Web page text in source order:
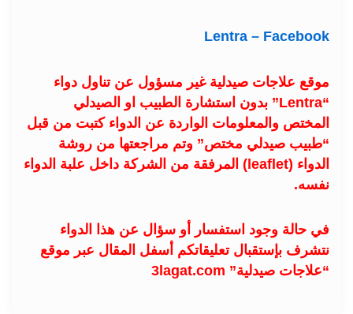
Lentra – Facebook
موقع علاجات صيدلية غير مسؤول عن تناول دواء
“Lentra” بدون استشارة الطبيب او الصيدلي
المختص والمعلومات الواردة عن الدواء كتبت من قبل
“طبيب صيدلي مختص” وتم مراجعتها من روشة
الدواء (leaflet) المرفقة من الشركة داخل علبة الدواء
نفسه.
في حالة وجود استفسار أو سؤال عن هذا الدواء
نتشرف بإستقبال تعليقاتكم أسفل المقال عبر موقع
“علاجات صيدلية” 3lagat.com